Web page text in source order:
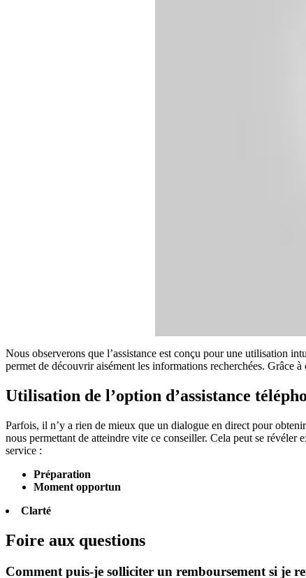
Nous observerons que l’assistance est conçu pour une utilisation
permet de découvrir aisément les informations recherchées. Grâce
Utilisation de l’option d’assistance
Parfois, il n’y a rien de mieux que un dialogue en direct pour
nous permettant de atteindre vite ce conseiller. Cela peut se
service :
Préparation
Moment opportun
Clarté
Foire aux questions
Comment puis-je solliciter un remboursement si je